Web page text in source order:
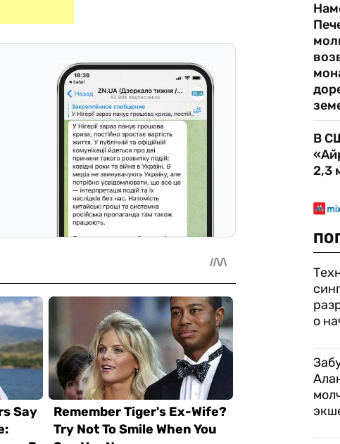
В
2,3
о